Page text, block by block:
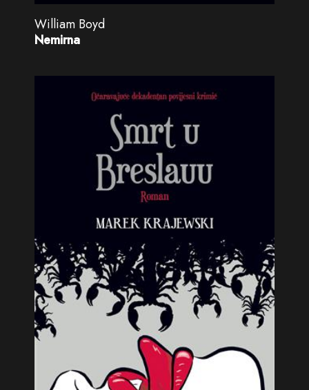
William Boyd
Nemirna